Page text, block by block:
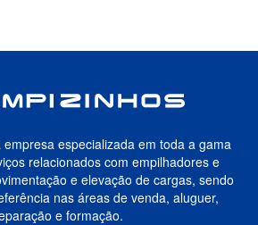
especializada em toda a gama
relacionados com empilhadores e
e elevação de cargas, sendo
nas áreas de venda, aluguer,
e formação.